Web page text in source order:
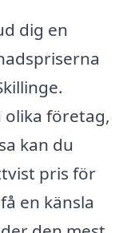
dig en
olika företag,
kan du
pris för
en känsla